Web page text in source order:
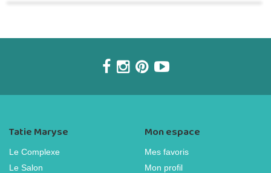
Tatie Maryse
Le Complexe
Le Salon
Mon espace
Mes favoris
Mon profil